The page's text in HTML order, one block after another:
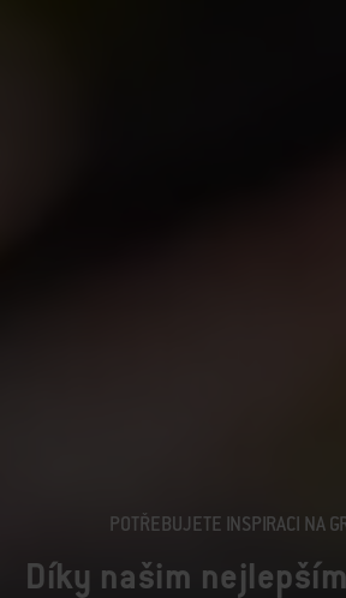
POTŘEBUJETE INSPIRACI NA
Díky našim